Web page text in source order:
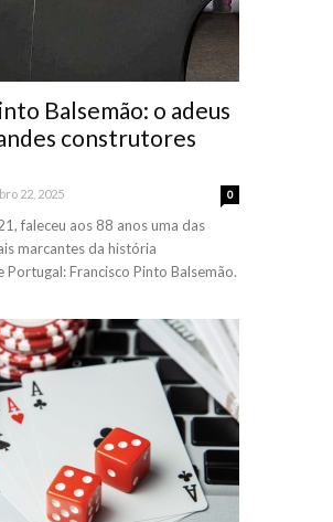
Balsemão: o adeus
construtores
22, 2025 0
faleceu aos 88 anos uma das
marcantes da história
Portugal: Francisco Pinto Balsemão.